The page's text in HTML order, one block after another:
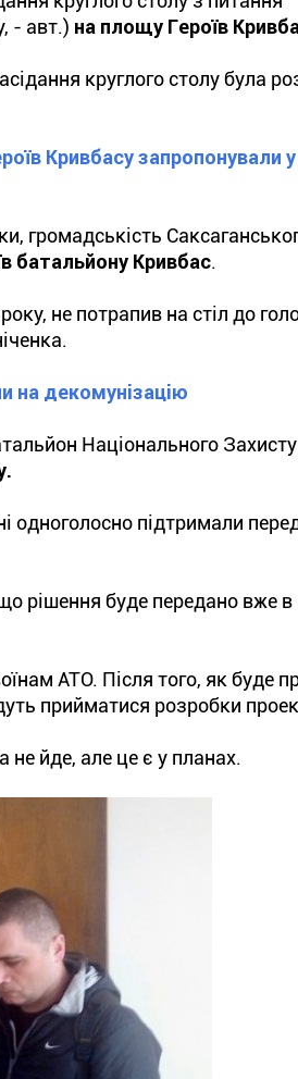
- авт.) на площу Героїв
круглого столу була
Кривбасу запропонували
громадськість
батальйону Кривбас.
не потрапив на стіл до
на декомунізацію
Національного
одноголосно підтримали
що рішення буде передано вже
АТО. Після того, як буде
прийматися розробки
йде, але це є у планах.